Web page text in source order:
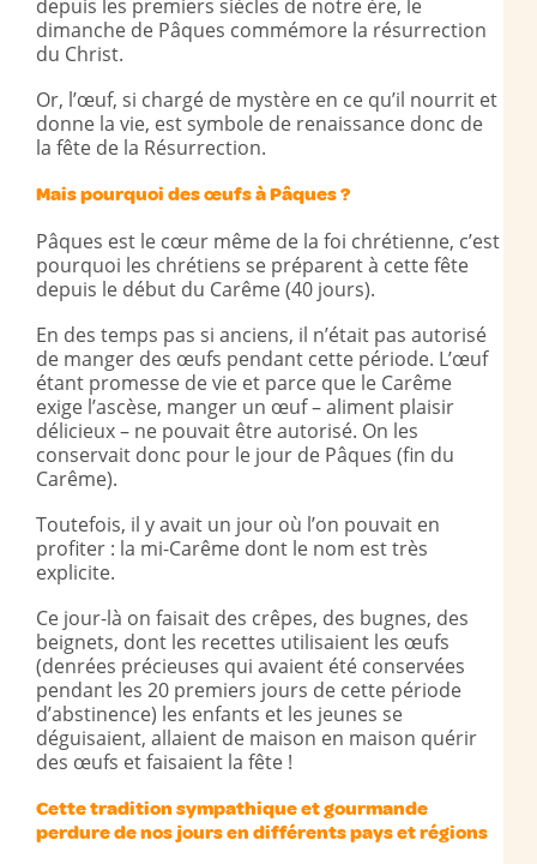
depuis les premiers siècles de notre ère, le
dimanche de Pâques commémore la résurrection
du Christ.
Or, l’œuf, si chargé de mystère en ce qu’il nourrit et
donne la vie, est symbole de renaissance donc de
la fête de la Résurrection.
Mais pourquoi des œufs à Pâques ?
Pâques est le cœur même de la foi chrétienne, c’est
pourquoi les chrétiens se préparent à cette fête
depuis le début du Carême (40 jours).
En des temps pas si anciens, il n’était pas autorisé
de manger des œufs pendant cette période. L’œuf
étant promesse de vie et parce que le Carême
exige l’ascèse, manger un œuf – aliment plaisir
délicieux – ne pouvait être autorisé. On les
conservait donc pour le jour de Pâques (fin du
Carême).
Toutefois, il y avait un jour où l’on pouvait en
profiter : la mi-Carême dont le nom est très
explicite.
Ce jour-là on faisait des crêpes, des bugnes, des
beignets, dont les recettes utilisaient les œufs
(denrées précieuses qui avaient été conservées
pendant les 20 premiers jours de cette période
d’abstinence) les enfants et les jeunes se
déguisaient, allaient de maison en maison quérir
des œufs et faisaient la fête !
Cette tradition sympathique et gourmande
perdurede nos jours en différents pays et régions